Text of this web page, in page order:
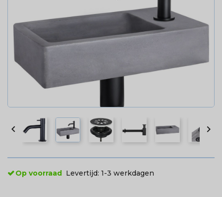
 
Op voorraad Levertijd: 1-3 werkdagen